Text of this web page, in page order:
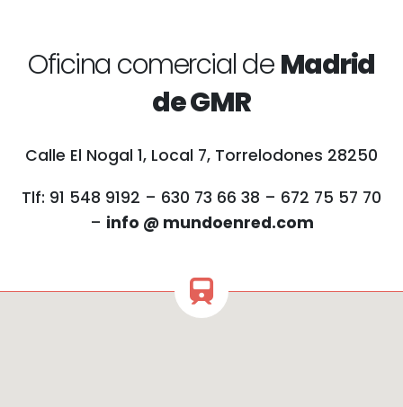
Oficina comercial deMadrid
de GMR
Calle El Nogal 1, Local 7, Torrelodones 28250
Tlf: 91 548 9192 – 630 73 66 38 – 672 75 57 70
– info @ mundoenred.com